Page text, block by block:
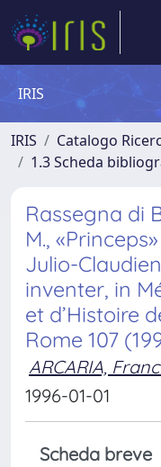
IRIS
IRIS Catalogo
1.3 Scheda
Rassegna di
M.,
Julio-
inventer, in
et d’Histoire
Rome 107
ARCARIA,
1996-01-01
Scheda breve